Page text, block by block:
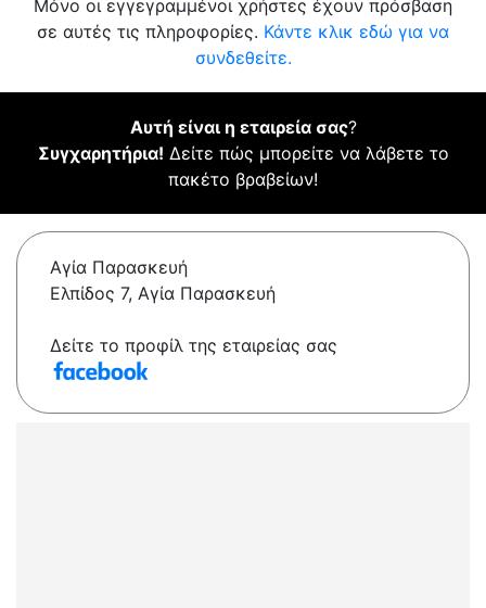
Μόνο οι εγγεγραμμένοι χρήστες έχουν πρόσβαση
σε αυτές τις πληροφορίες. Κάντε κλικ εδώ για να
συνδεθείτε.
Αυτή είναι η εταιρεία σας?
Συγχαρητήρια! Δείτε πώς μπορείτε να λάβετε το
πακέτο βραβείων!
Αγία Παρασκευή
Ελπίδος 7, Αγία Παρασκευή
Δείτε το προφίλ της εταιρείας σας